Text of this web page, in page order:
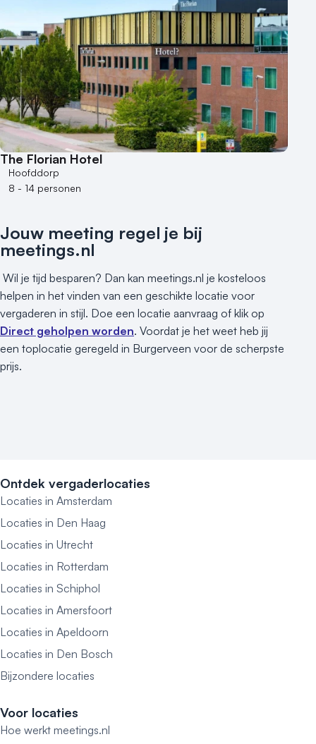
The Florian Hotel
Hoofddorp
8 - 14 personen
Jouw meeting regel je bij
meetings.nl
Wil je tijd besparen? Dan kan meetings.nl je kosteloos
helpen in het vinden van een geschikte locatie voor
vergaderen in stijl. Doe een locatie aanvraag of klik op
Direct geholpen worden. Voordat je het weet heb jij
een toplocatie geregeld in Burgerveen voor de scherpste
prijs.
Ontdek vergaderlocaties
Locaties in Amsterdam
Locaties in Den Haag
Locaties in Utrecht
Locaties in Rotterdam
Locaties in Schiphol
Locaties in Amersfoort
Locaties in Apeldoorn
Locaties in Den Bosch
Bijzondere locaties
Voor locaties
Hoe werkt meetings.nl